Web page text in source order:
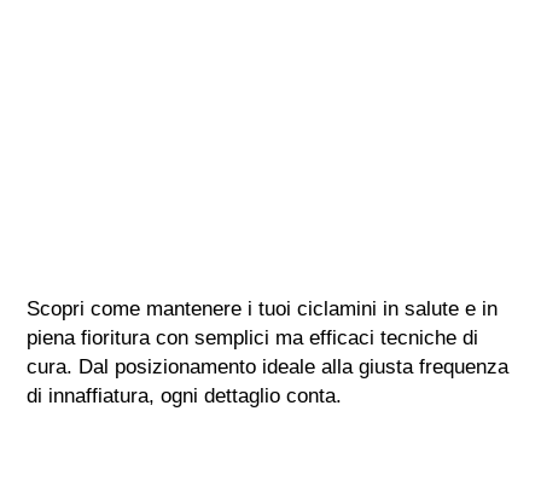
Scopri come mantenere i tuoi ciclamini in salute e in
piena fioritura con semplici ma efficaci tecniche di
cura. Dal posizionamento ideale alla giusta frequenza
di innaffiatura, ogni dettaglio conta.